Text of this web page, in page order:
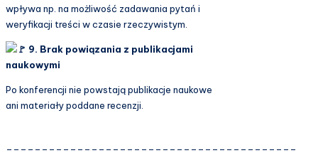
wpływa np. na możliwość zadawania pytań i
weryfikacji treści w czasie rzeczywistym.
9. Brak powiązania z publikacjami
naukowymi
Po konferencji nie powstają publikacje naukowe
ani materiały poddane recenzji.